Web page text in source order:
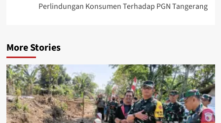
Perlindungan Konsumen Terhadap PGN Tangerang
More Stories